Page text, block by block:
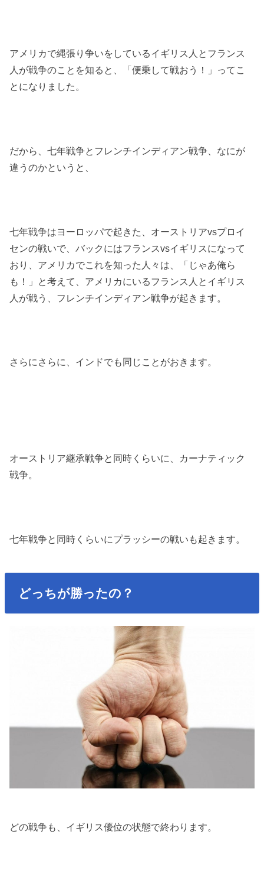
アメリカで縄張り争いをしているイギリス人とフランス
人が戦争のことを知ると、「便乗して戦おう！」ってこ
とになりました。
だから、七年戦争とフレンチインディアン戦争、なにが
違うのかというと、
七年戦争はヨーロッパで起きた、オーストリアvsプロイ
センの戦いで、バックにはフランスvsイギリスになって
おり、アメリカでこれを知った人々は、「じゃあ俺ら
も！」と考えて、アメリカにいるフランス人とイギリス
人が戦う、フレンチインディアン戦争が起きます。
さらにさらに、インドでも同じことがおきます。
オーストリア継承戦争と同時くらいに、カーナティック
戦争。
七年戦争と同時くらいにプラッシーの戦いも起きます。
どっちが勝ったの？
どの戦争も、イギリス優位の状態で終わります。